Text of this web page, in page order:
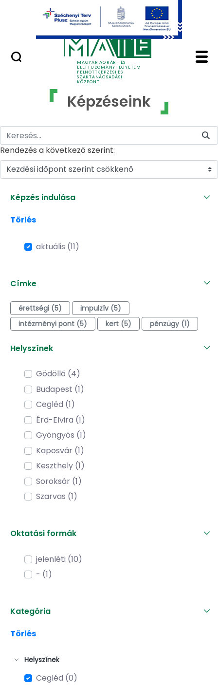
Ugrás a fő tartalomhoz
MAGYAR AGRÁR- ÉS
ÉLETTUDOMÁNYI EGYETEM
FELNŐTTKÉPZÉSI ÉS
SZAKTANÁCSADÁSI
KÖZPONT
Képzéseink - MATE
Képzéseink
Rendezés a következő szerint:
Kezdési időpont szerint csökkenő
Képzés indulása
Törlés
aktuális (11)
Címke
érettségi (5)
impulzív (5)
intézményi pont (5)
kert (5) pénzügy (1)
Helyszínek
Gödöllő (4)
Budapest (1)
Cegléd (1)
Érd-Elvira (1)
Gyöngyös (1)
Kaposvár (1)
Keszthely (1)
Soroksár (1)
Szarvas (1)
Oktatási formák
jelenléti (10)
- (1)
Kategória
Törlés
Helyszínek
Cegléd (0)